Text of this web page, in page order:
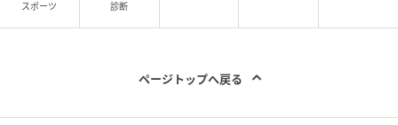
スポーツ 診断
ページトップへ戻る